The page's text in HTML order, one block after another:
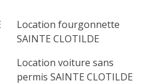
Location fourgonnette
SAINTE CLOTILDE
Location voiture sans
permis SAINTE CLOTILDE